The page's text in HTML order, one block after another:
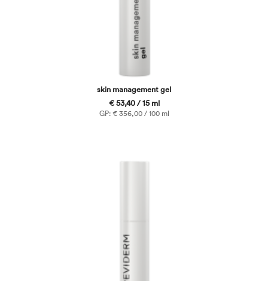
skin management gel
€ 53,40 / 15 ml
GP: € 356,00 / 100 ml